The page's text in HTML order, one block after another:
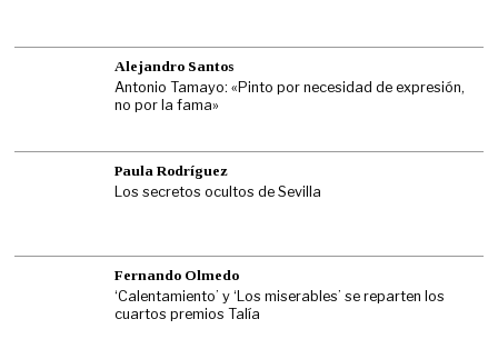
Alejandro Santos
Antonio Tamayo: «Pinto por necesidad de expresión,
no por la fama»
Paula Rodríguez
Los secretos ocultos de Sevilla
Fernando Olmedo
‘Calentamiento’ y ‘Los miserables’ se reparten los
cuartos premios Talía